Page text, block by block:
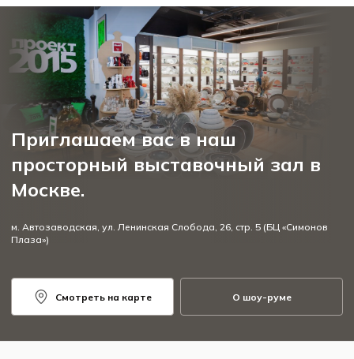
Приглашаем вас в наш
просторный выставочный зал в
Москве.
м. Автозаводская, ул. Ленинская Слобода, 26, стр. 5 (БЦ «Симонов
Плаза»)
Смотреть на карте О шоу-руме